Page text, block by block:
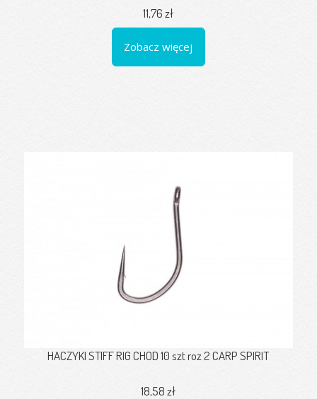
11,76 zł
Zobacz więcej
HACZYKI STIFF RIG CHOD 10 szt roz 2 CARP SPIRIT
18,58 zł